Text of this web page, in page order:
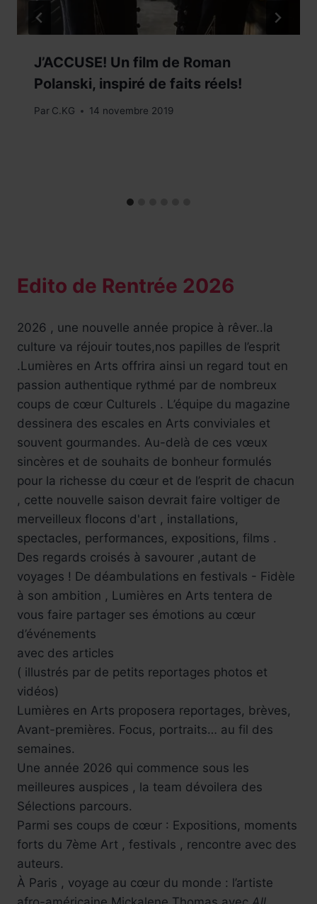
J’ACCUSE! Un film de Roman
Polanski, inspiré de faits réels!
Par C.KG 14 novembre 2019
Edito de Rentrée 2026
2026 , une nouvelle année propice à rêver..la
culture va réjouir toutes,nos papilles de l’esprit
.Lumières en Arts offrira ainsi un regard tout en
passion authentique rythmé par de nombreux
coups de cœur Culturels . L’équipe du magazine
dessinera des escales en Arts conviviales et
souvent gourmandes. Au-delà de ces vœux
sincères et de souhaits de bonheur formulés
pour la richesse du cœur et de l’esprit de chacun
, cette nouvelle saison devrait faire voltiger de
merveilleux flocons d'art , installations,
spectacles, performances, expositions, films .
Des regards croisés à savourer ,autant de
voyages ! De déambulations en festivals - Fidèle
à son ambition , Lumières en Arts tentera de
vous faire partager ses émotions au cœur
d’événements
avec des articles
( illustrés par de petits reportages photos et
vidéos)
Lumières en Arts proposera reportages, brèves,
Avant-premières. Focus, portraits… au fil des
semaines.
Une année 2026 qui commence sous les
meilleures auspices , la team dévoilera des
Sélections parcours.
Parmi ses coups de cœur : Expositions, moments
forts du 7ème Art , festivals , rencontre avec des
auteurs.
À Paris , voyage au cœur du monde : l’artiste